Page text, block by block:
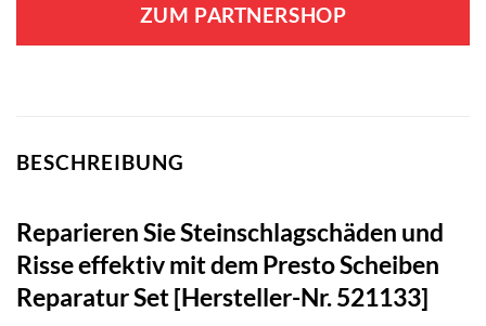
ZUM PARTNERSHOP
BESCHREIBUNG
Reparieren Sie Steinschlagschäden und
Risse effektiv mit dem Presto Scheiben
Reparatur Set [Hersteller-Nr. 521133]